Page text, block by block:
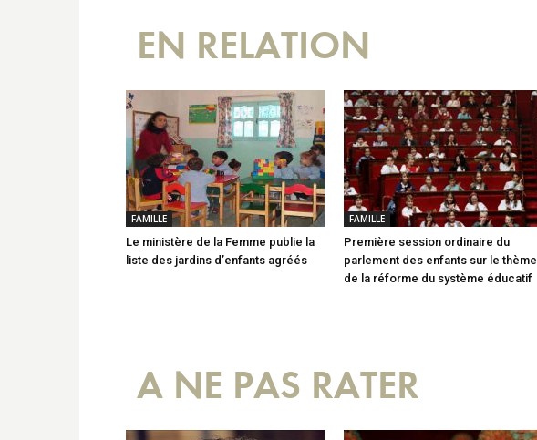
EN RELATION
FAMILLE
Le ministère de la Femme publie la
liste des jardins d’enfants agréés
FAMILLE
Première session ordinaire du
parlement des enfants sur le thème
de la réforme du système éducatif
A NE PAS RATER